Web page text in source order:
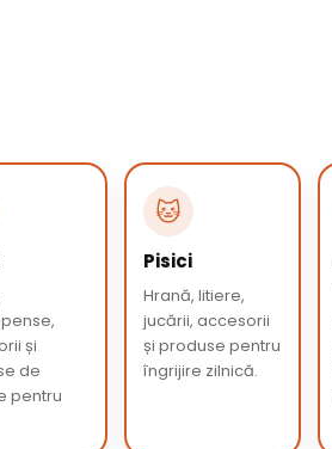
și
de
pentru
🐱
Pisici
Hrană, litiere,
jucării, accesorii
și produse pentru
îngrijire zilnică.